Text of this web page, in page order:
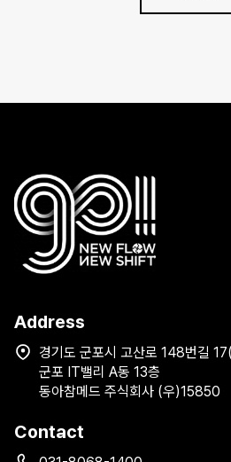
Address
경기도 군포시 고산로 148번길
군포 IT밸리 A동 13층
동아참메드 주식회사 (우)15850
Contact